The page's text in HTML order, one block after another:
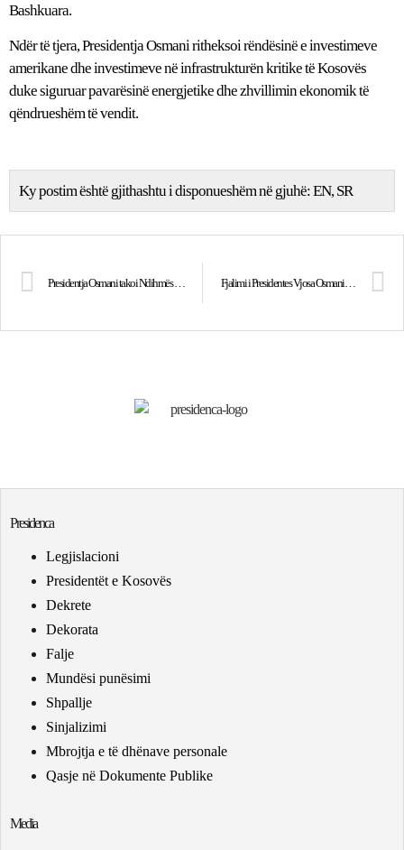
Bashkuara.
Ndër të tjera, Presidentja Osmani ritheksoi rëndësinë e investimeve
amerikane dhe investimeve në infrastrukturën kritike të Kosovës
duke siguruar pavarësinë energjetike dhe zhvillimin ekonomik të
qëndrueshëm të vendit.
Ky postim është gjithashtu i disponueshëm në gjuhë:EN SR
Presidentja Osmani takoi Ndihmës Sekretarin Amerikan të Shtetit, Louis Bono Fjalimi i Presidentes Vjosa Osmani në Forumin Ndërparlamentar të Sigurisë në Washington D.C.
Presidenca
Legjislacioni
Presidentët e Kosovës
Dekrete
Dekorata
Falje
Mundësi punësimi
Shpallje
Sinjalizimi
Mbrojtja e të dhënave personale
Qasje në Dokumente Publike
Media